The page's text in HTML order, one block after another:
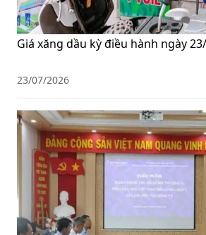
Giá xăng dầu kỳ điều hành ngày
23/07/2026